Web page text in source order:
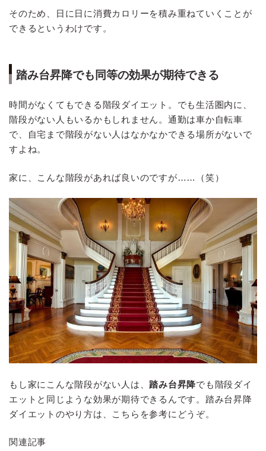
そのため、日に日に消費カロリーを積み重ねていくことが
できるというわけです。
踏み台昇降でも同等の効果が期待できる
時間がなくてもできる階段ダイエット。でも生活圏内に、
階段がない人もいるかもしれません。通勤は車か自転車
で、自宅まで階段がない人はなかなかできる場所がないで
すよね。
家に、こんな階段があれば良いのですが……（笑）
もし家にこんな階段がない人は、 踏み台昇降でも階段ダイ
エットと同じような効果が期待できるんです。踏み台昇降
ダイエットのやり方は、こちらを参考にどうぞ。
関連記事